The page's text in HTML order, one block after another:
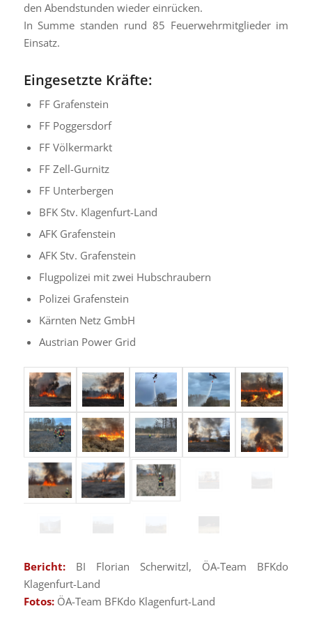
den Abendstunden wieder einrücken.
In Summe standen rund 85 Feuerwehrmitglieder im
Einsatz.
Eingesetzte Kräfte:
FF Grafenstein
FF Poggersdorf
FF Völkermarkt
FF Zell-Gurnitz
FF Unterbergen
BFK Stv. Klagenfurt-Land
AFK Grafenstein
AFK Stv. Grafenstein
Flugpolizei mit zwei Hubschraubern
Polizei Grafenstein
Kärnten Netz GmbH
Austrian Power Grid
Bericht:BI Florian Scherwitzl, ÖA-Team BFKdo
Klagenfurt-Land
Fotos:ÖA-Team BFKdo Klagenfurt-Land